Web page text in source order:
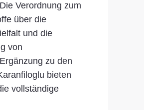
Verordnung zum
über die
und die
von
zu den
bieten
vollständige